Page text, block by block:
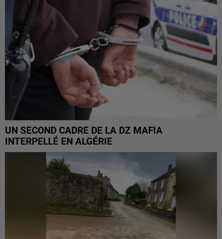
UN SECOND CADRE DE LA DZ MAFIA
INTERPELLÉ EN ALGÉRIE